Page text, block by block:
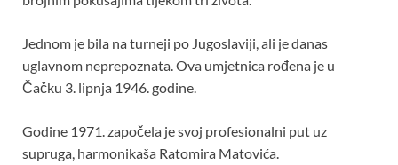
Jednom je bila na turneji po Jugoslaviji, ali je danas
uglavnom neprepoznata. Ova umjetnica rođena je u
Čačku 3. lipnja 1946. godine.
Godine 1971. započela je svoj profesionalni put uz
supruga, harmonikaša Ratomira Matovića.